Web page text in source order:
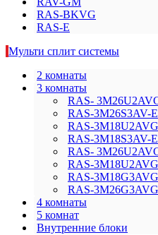
RAS-BKVG
RAS-E
Мульти сплит системы
2 комнаты
3 комнаты
RAS-
RAS-3M26S3AV-E
RAS-
RAS-3M18S3AV-E
RAS-
RAS-
RAS-
RAS-
4 комнаты
5 комнат
Внутренние блоки